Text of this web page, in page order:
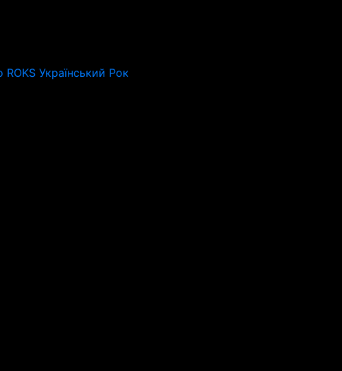
ROKS Український Рок